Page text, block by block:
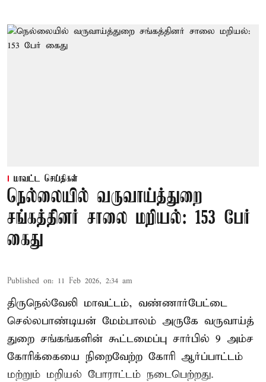
மாவட்ட செய்திகள்
நெல்லையில் வருவாய்த்துறை
சங்கத்தினர் சாலை மறியல்: 153 பேர்
கைது
Published on: 11 Feb 2026, 2:34 am
திருநெல்வேலி மாவட்டம், வண்ணார்பேட்டை
செல்லபாண்டியன் மேம்பாலம் அருகே வருவாய்த்
துறை சங்கங்களின் கூட்டமைப்பு சார்பில் 9 அம்ச
கோரிக்கையை நிறைவேற்ற கோரி ஆர்ப்பாட்டம்
மற்றும் மறியல் போராட்டம் நடைபெற்றது.